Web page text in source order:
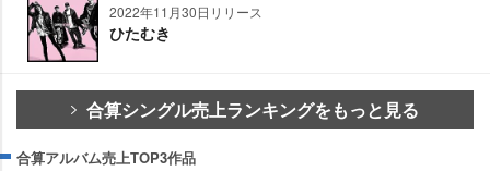
2022年11月30日リリース
ひたむき
合算シングル売上ランキングをもっと見る
合算アルバム売上TOP3作品